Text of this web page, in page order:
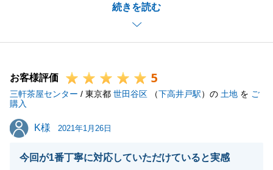
続きを読む
が、いつも当社をご贔屓頂き、大変感謝しておりま
今後につきましても、諸々とご予定があるかと存じま
は、できる限りの対応をさせて頂く所存でございま
す。
今後とも、どうぞ宜しくお願い致します。
閉じる
お客様評価 5
三軒茶屋センター / 東京都 世田谷区 （下高井戸駅）の 土地 を ご
購入
K様
K様 2021年1月26日
今回が1番丁寧に対応していただけていると実感